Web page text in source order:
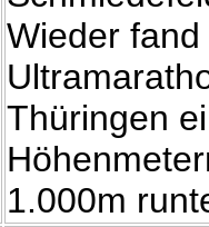
Wieder
Thüringen
1.000m